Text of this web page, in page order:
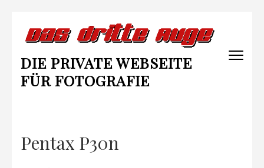
Inhalt
springen
(Enter
drücken)
DIE PRIVATE WEBSEITE
FÜR FOTOGRAFIE
Pentax P30n